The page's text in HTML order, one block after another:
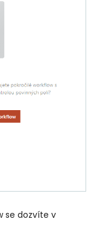
se dozvíte v